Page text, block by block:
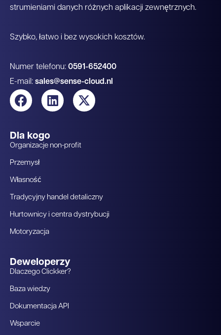
strumieniami danych różnych aplikacji zewnętrznych.
Szybko, łatwo i bez wysokich kosztów.
Numer telefonu: 0591-652400
E-mail: sales@sense-cloud.nl
Dla kogo
Organizacje non-profit
Przemysł
Własność
Tradycyjny handel detaliczny
Hurtownicy i centra dystrybucji
Motoryzacja
Deweloperzy
Dlaczego Clickker?
Baza wiedzy
Dokumentacja API
Wsparcie